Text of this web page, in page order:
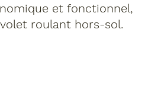
et fonctionnel,
roulant hors-sol.